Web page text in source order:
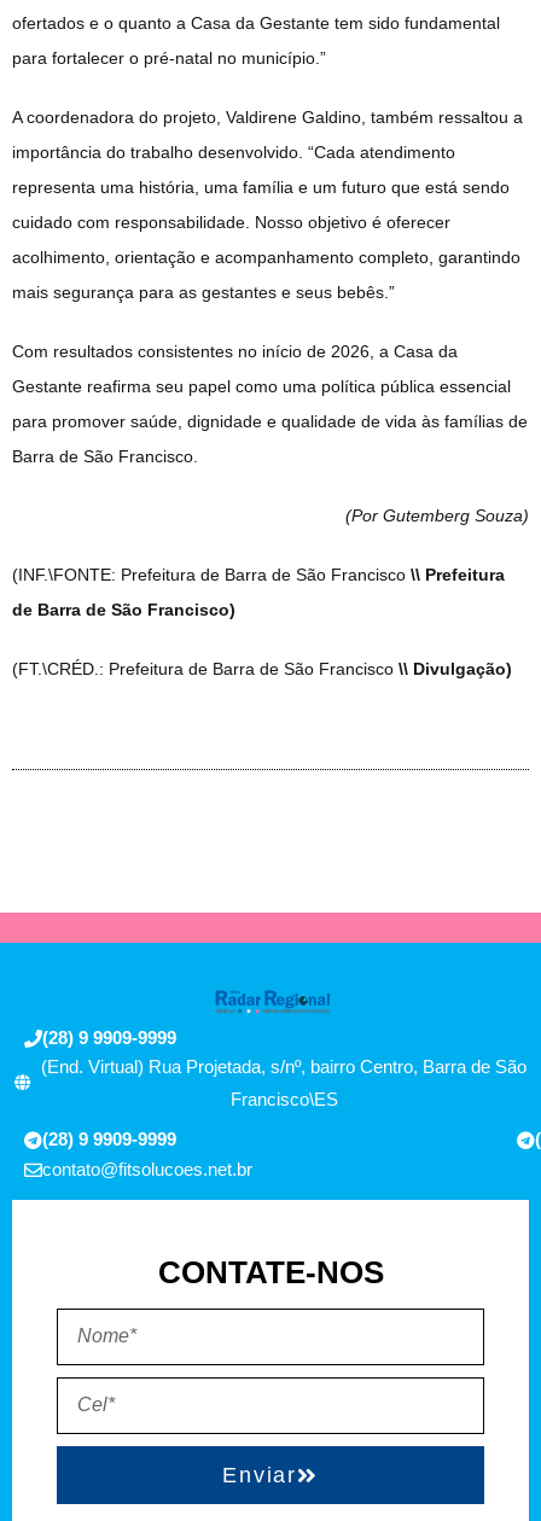
ofertados e o quanto a Casa da Gestante tem sido fundamental
para fortalecer o pré-natal no município.”
A coordenadora do projeto, Valdirene Galdino, também ressaltou a
importância do trabalho desenvolvido. “Cada atendimento
representa uma história, uma família e um futuro que está sendo
cuidado com responsabilidade. Nosso objetivo é oferecer
acolhimento, orientação e acompanhamento completo, garantindo
mais segurança para as gestantes e seus bebês.”
Com resultados consistentes no início de 2026, a Casa da
Gestante reafirma seu papel como uma política pública essencial
para promover saúde, dignidade e qualidade de vida às famílias de
Barra de São Francisco.
(Por Gutemberg Souza)
(INF.\FONTE: Prefeitura de Barra de São Francisco \\ Prefeitura
de Barra de São Francisco)
(FT.\CRÉD.: Prefeitura de Barra de São Francisco \\ Divulgação)
(28) 9 9909-9999
(End. Virtual) Rua Projetada, s/nº, bairro Centro, Barra de São
Francisco\ES
(28) 9 9909-9999
contato@fitsolucoes.net.br
CONTATE-NOS
Enviar